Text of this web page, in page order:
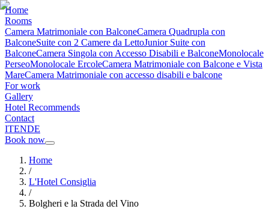
Home
Rooms
Camera Matrimoniale con BalconeCamera Quadrupla con
BalconeSuite con 2 Camere da LettoJunior Suite con
BalconeCamera Singola con Accesso Disabili e BalconeMonolocale
PerseoMonolocale ErcoleCamera Matrimoniale con Balcone e Vista
MareCamera Matrimoniale con accesso disabili e balcone
For work
Gallery
Hotel Recommends
Contact
ITENDE
Book now
Home
/
L'Hotel Consiglia
/
Bolgheri e la Strada del Vino